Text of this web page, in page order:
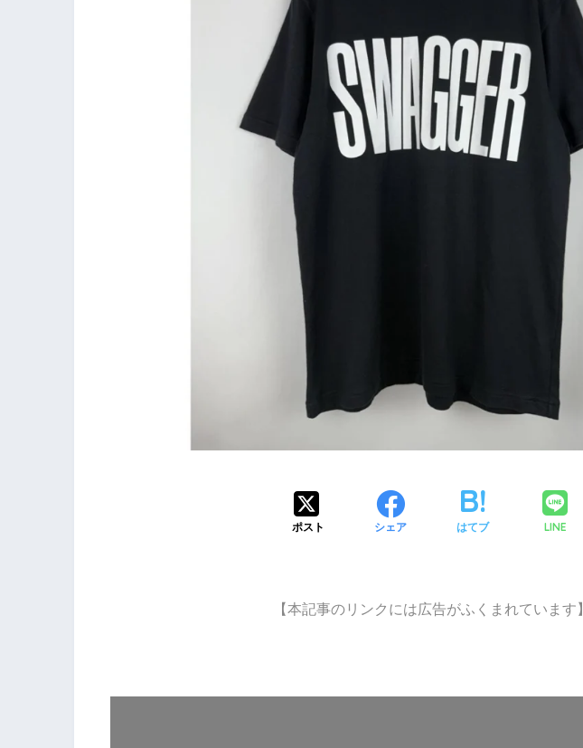
ポスト シェア はてブ LINE
【本記事のリンクには広告がふくまれています】